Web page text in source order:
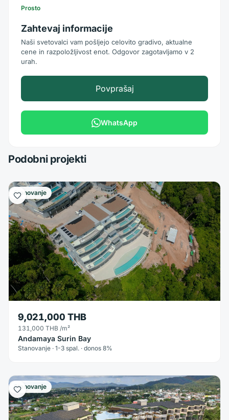
Prosto
Zahtevaj informacije
Naši svetovalci vam pošljejo celovito gradivo, aktualne
cene in razpoložljivost enot. Odgovor zagotavljamo v 2
urah.
Povprašaj
WhatsApp
Podobni projekti
Stanovanje
9,021,000 THB
131,000 THB /m²
Andamaya Surin Bay
Stanovanje · 1-3 spal. · donos 8%
Stanovanje